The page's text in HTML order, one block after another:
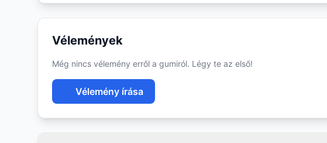
Vélemények
Még nincs vélemény erről a gumiról. Légy te az első!
Vélemény írása